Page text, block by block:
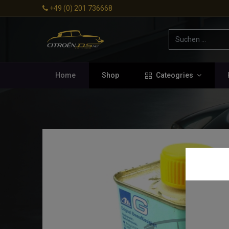
+49 (0) 201 736668
Home Shop Cateogries